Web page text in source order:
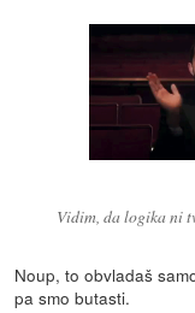
Vidim, da logika ni
Noup, to obvladaš
pa smo butasti.